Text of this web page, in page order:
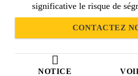
NOTICE
significative le risque de
CONTACTEZ